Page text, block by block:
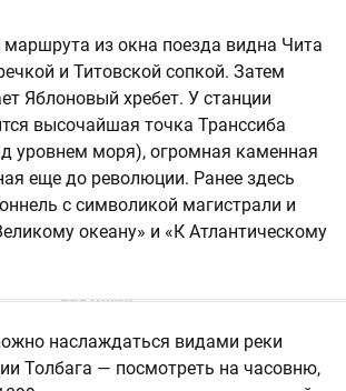
из окна поезда видна Чита
и Титовской сопкой. Затем
Яблоновый хребет. У станции
высочайшая точка Транссиба
уровнем моря), огромная каменная
еще до революции. Ранее здесь
с символикой магистрали и
океану» и «К Атлантическому
наслаждаться видами реки
Толбага — посмотреть на часовню,